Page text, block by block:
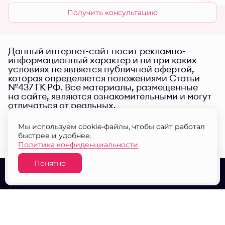
Получить консультацию
Данный интернет-сайт носит рекламно-
информационный характер и ни при каких
условиях не является публичной офертой,
которая определяется положениями Статьи
№437 ГК РФ. Все материалы, размещенные
на сайте, являются ознакомительными и могут
отличаться от реальных.
О проекте Выбор квартир
Мы используем cookie-файлы, чтобы сайт работал
быстрее и удобнее.
Политика конфиденциальности
Понятно